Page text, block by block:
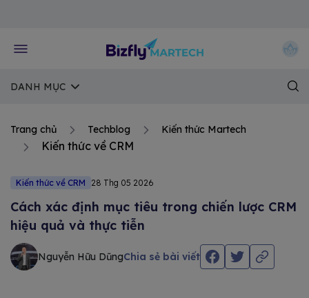
DANH MỤC
Trang chủ Techblog Kiến thức Martech
Kiến thức về CRM
Kiến thức về CRM 28 Thg 05 2026
Cách xác định mục tiêu trong chiến lược CRM
hiệu quả và thực tiễn
Nguyễn Hữu DũngChia sẻ bài viết